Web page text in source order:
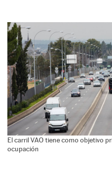
El carril VAO tiene como objetivo
ocupación